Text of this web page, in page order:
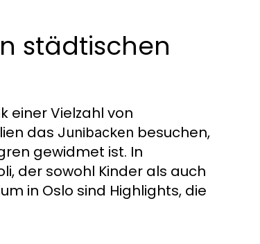
städtischen
einer Vielzahl von
das Junibacken besuchen,
gewidmet ist. In
der sowohl Kinder als auch
in Oslo sind Highlights, die